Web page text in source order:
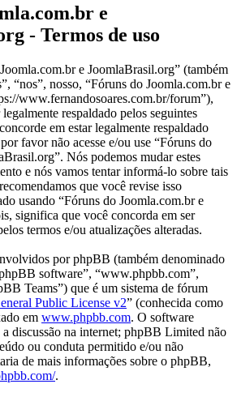
e
- Termos de uso
e JoomlaBrasil.org” (também
“nos”, nosso, “Fóruns do Joomla.com.br e
www.fernandosoares.com.br/forum”),
respaldado pelos seguintes
em estar legalmente respaldado
favor não acesse e/ou use “Fóruns do
Nós podemos mudar estes
e nós vamos tentar informá-lo sobre tais
que você revise isso
usando “Fóruns do Joomla.com.br e
significa que você concorda em ser
termos e/ou atualizações alteradas.
por phpBB (também denominado
software”, “www.phpbb.com”,
Teams”) que é um sistema de fórum
Public License v2” (conhecida como
em www.phpbb.com. O software
discussão na internet; phpBB Limited não
ou conduta permitido e/ou não
de mais informações sobre o phpBB,
.